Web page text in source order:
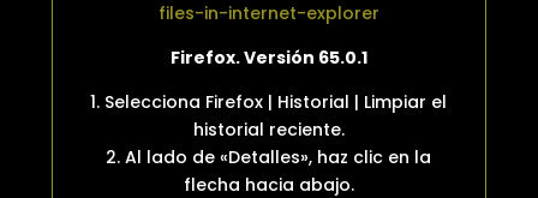
files-in-internet-explorer
Firefox. Versión 65.0.1
1. Selecciona Firefox | Historial | Limpiar el
historial reciente.
2. Al lado de «Detalles», haz clic en la
flecha hacia abajo.